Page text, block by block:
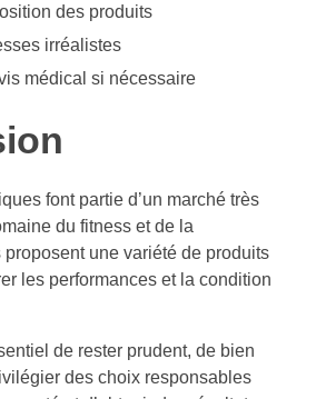
des produits
irréalistes
médical si nécessaire
font partie d’un marché très
du fitness et de la
une variété de produits
les performances et la condition
de rester prudent, de bien
des choix responsables